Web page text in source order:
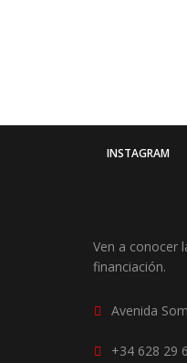
INSTAGRAM
Ven a conocer
financiación.
Avenida
+34 628 29